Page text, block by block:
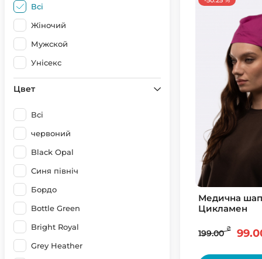
Всі
Жіночий
Мужской
Унісекс
Цвет
Всі
червоний
Black Opal
Синя північ
Бордо
Bottle Green
Bright Royal
Grey Heather
Медична
Цикламен
199.00 ₴